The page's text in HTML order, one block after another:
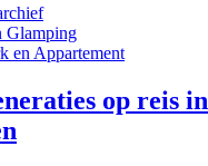
Glamping
en Appartement
op reis in